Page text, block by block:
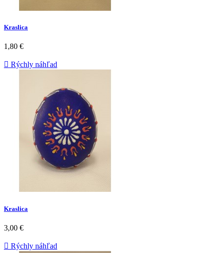
Kraslica
1,80 €
 Rýchly náhľad
Kraslica
3,00 €
 Rýchly náhľad